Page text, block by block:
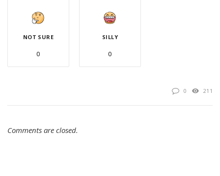
NOT SURE
0
SILLY
0
0 211
Comments are closed.